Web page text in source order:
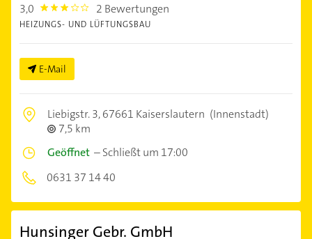
3,0 3.0 2 Bewertungen
HEIZUNGS- UND LÜFTUNGSBAU
E-Mail
Liebigstr. 3,67661 Kaiserslautern (Innenstadt)
7,5 km
Geöffnet –Schließt um 17:00
0631 37 14 40
Hunsinger Gebr. GmbH